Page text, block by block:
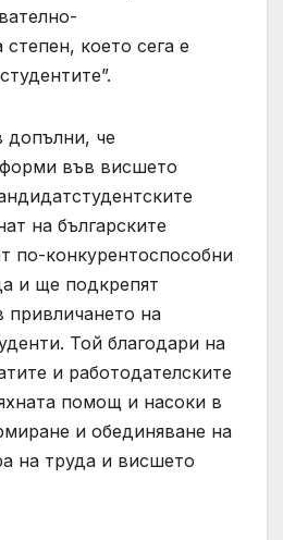
което сега е
допълни, че
във висшето
на българските
по-конкурентоспособни
и ще подкрепят
привличането на
Той благодари на
и работодателските
помощ и насоки в
и обединяване на
на труда и висшето